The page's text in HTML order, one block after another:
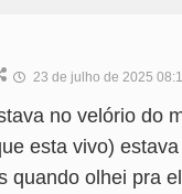
23 de julho de 2025
no velório do
esta vivo)
quando olhei pra